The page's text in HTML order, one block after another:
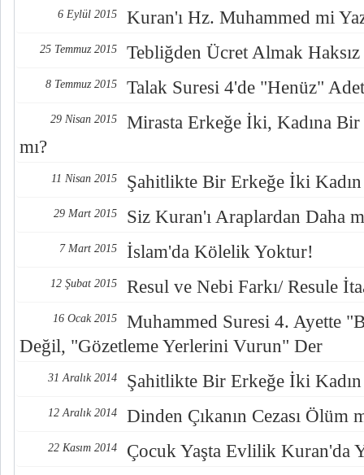
6 Eylül 2015 Kuran'ı Hz. Muhammed mi
25 Temmuz 2015 Tebliğden Ücret Almak Haksız
8 Temmuz 2015 Talak Suresi 4'de "Henüz"
29 Nisan 2015
Mirasta Erkeğe İki, Kadına Bir
mı?
11 Nisan 2015 Şahitlikte Bir Erkeğe İki
29 Mart 2015 Siz Kuran'ı Araplardan Daha
7 Mart 2015 İslam'da Kölelik Yoktur!
12 Şubat 2015 Resul ve Nebi Farkı/ Resule
16 Ocak 2015
Muhammed Suresi 4. Ayette
Değil, "Gözetleme Yerlerini Vurun" Der
31 Aralık 2014 Şahitlikte Bir Erkeğe İki
12 Aralık 2014 Dinden Çıkanın Cezası Ölüm
22 Kasım 2014 Çocuk Yaşta Evlilik Kuran'da